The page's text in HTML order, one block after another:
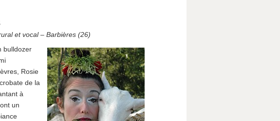
et vocal – Barbières (26)
bulldozer
Rosie
de la
à
un